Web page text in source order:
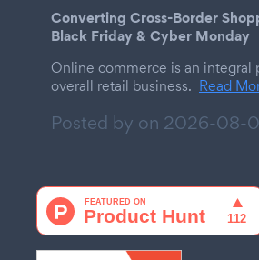
Converting Cross-Border
Black Friday & Cyber Monday
Online commerce is an integral
overall retail business. Read
Posted by on 2026-08-